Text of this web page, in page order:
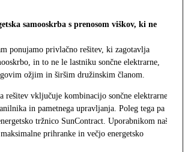
samooskrba s prenosom viškov, ki ne
ponujamo privlačno rešitev, ki zagotavlja
in to ne le lastniku sončne elektrarne,
ožjim in širšim družinskim članom.
rešitev vključuje kombinacijo sončne elektrarne,
in pametnega upravljanja. Poleg tega pa
tržnico SunContract. Uporabnikom naša
prihranke in večjo energetsko